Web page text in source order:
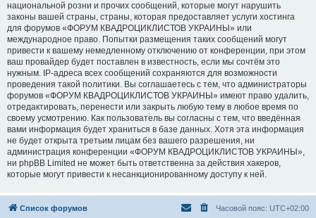
национальной розни и прочих сообщений, которые могут нарушить
законы вашей страны, страны, которая предоставляет услуги хостинга
для форумов «ФОРУМ КВАДРОЦИКЛИСТОВ УКРАИНЫ» или
международное право. Попытки размещения таких сообщений могут
привести к вашему немедленному отключению от конференции, при этом
ваш провайдер будет поставлен в известность, если мы сочтём это
нужным. IP-адреса всех сообщений сохраняются для возможности
проведения такой политики. Вы соглашаетесь с тем, что администраторы
форумов «ФОРУМ КВАДРОЦИКЛИСТОВ УКРАИНЫ» имеют право удалить,
отредактировать, перенести или закрыть любую тему в любое время по
своему усмотрению. Как пользователь вы согласны с тем, что введённая
вами информация будет храниться в базе данных. Хотя эта информация
не будет открыта третьим лицам без вашего разрешения, ни
администрация конференции «ФОРУМ КВАДРОЦИКЛИСТОВ УКРАИНЫ»,
ни phpBB Limited не может быть ответственна за действия хакеров,
которые могут привести к несанкционированному доступу к ней.
Список форумов Часовой пояс: UTC+02:00